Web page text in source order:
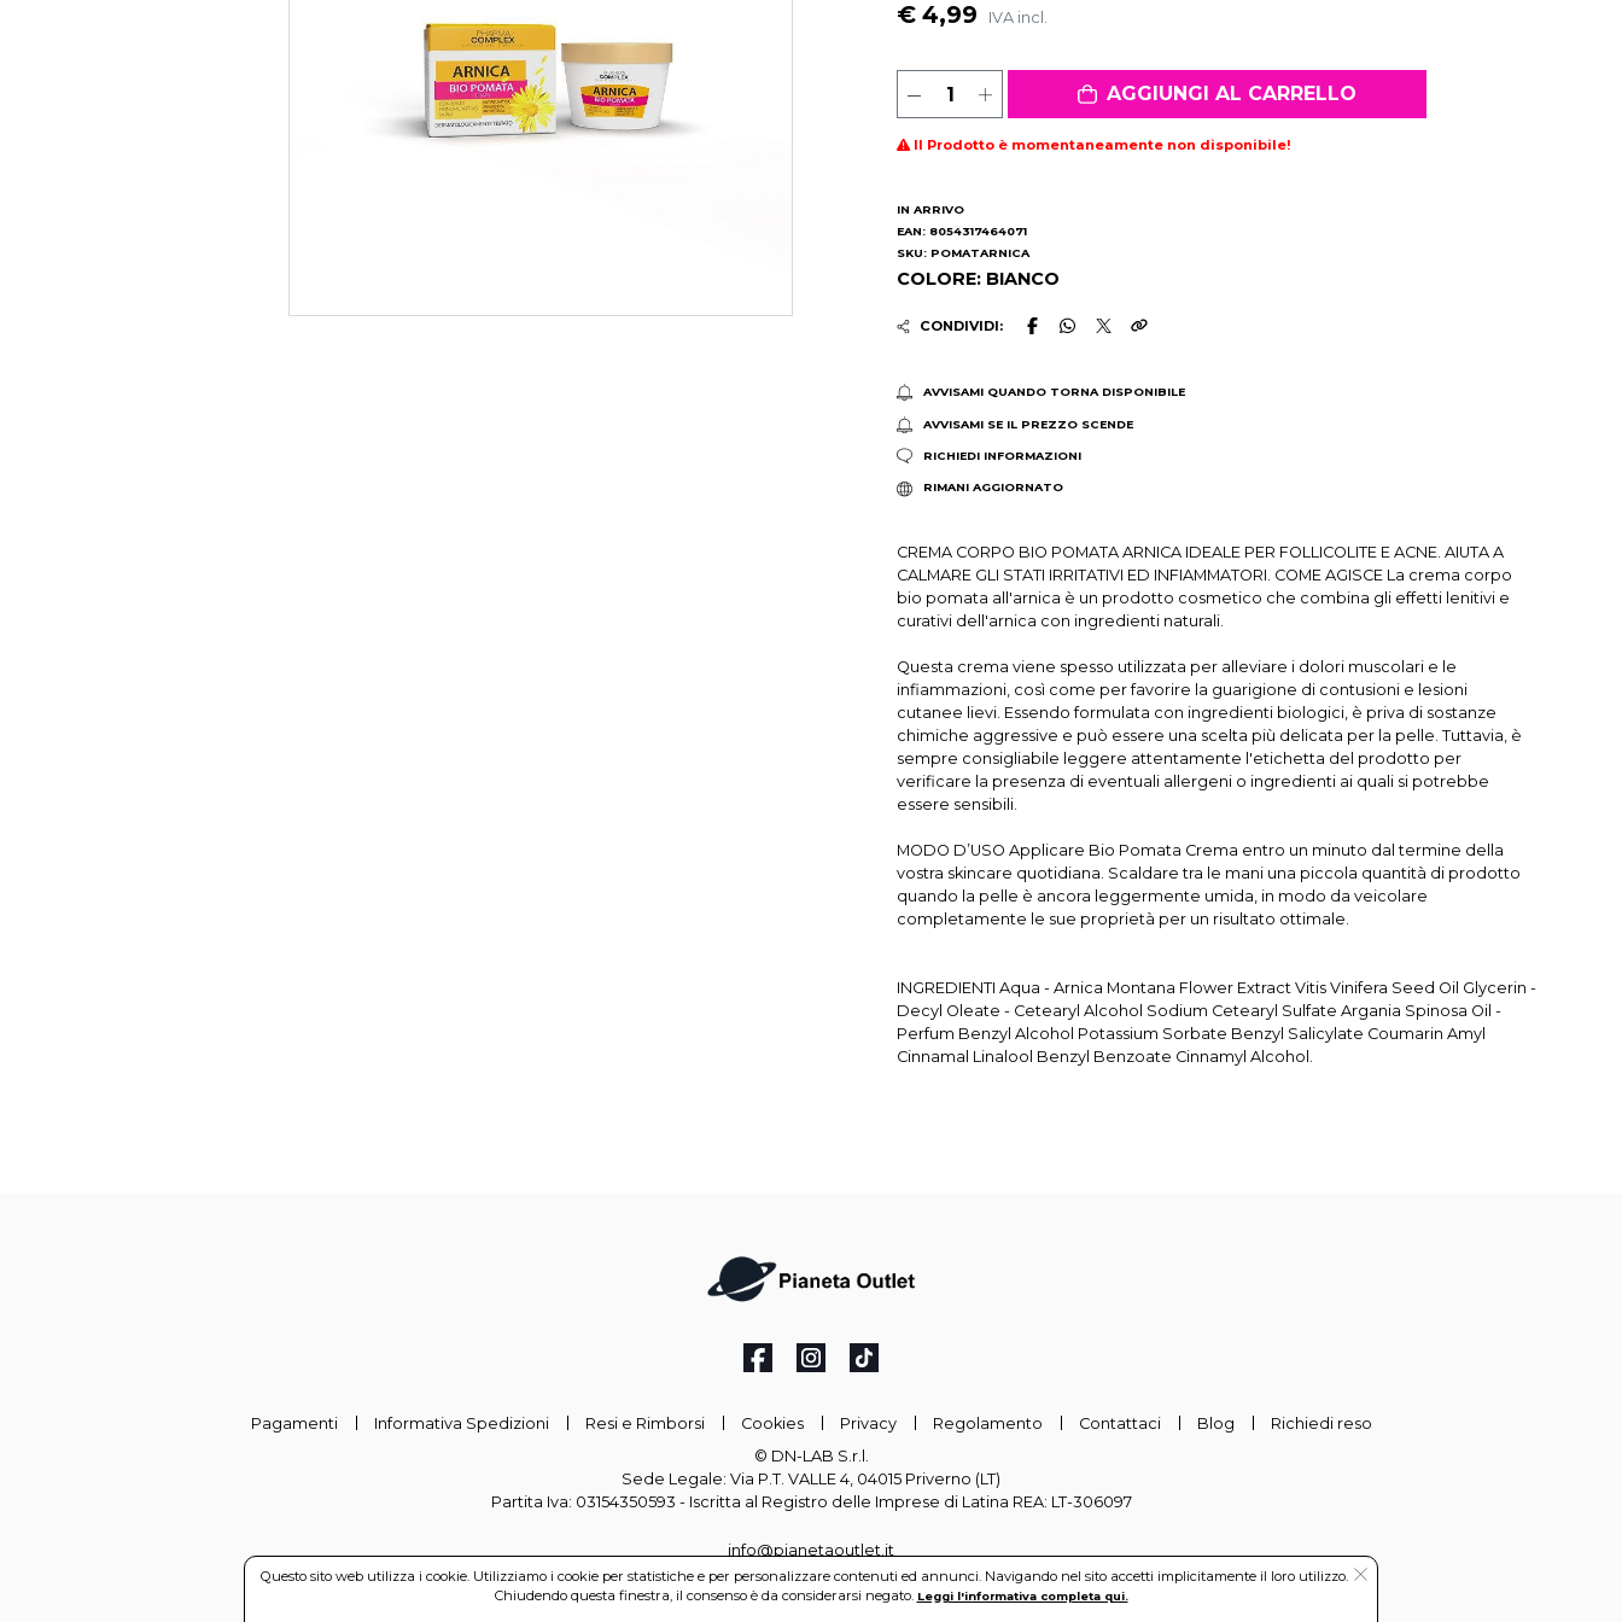
€ 4,99 IVA incl.
AGGIUNGI AL CARRELLO
Il Prodotto è momentaneamente non disponibile!
IN ARRIVO
EAN: 8054317464071
SKU: POMATARNICA
COLORE: BIANCO
CONDIVIDI:
AVVISAMI QUANDO TORNA DISPONIBILE
AVVISAMI SE IL PREZZO SCENDE
RICHIEDI INFORMAZIONI
RIMANI AGGIORNATO
CREMA CORPO BIO POMATA ARNICA IDEALE PER FOLLICOLITE E ACNE. AIUTA A
CALMARE GLI STATI IRRITATIVI ED INFIAMMATORI. COME AGISCE La crema corpo
bio pomata all'arnica è un prodotto cosmetico che combina gli effetti lenitivi e
curativi dell'arnica con ingredienti naturali.
Questa crema viene spesso utilizzata per alleviare i dolori muscolari e le
infiammazioni, così come per favorire la guarigione di contusioni e lesioni
cutanee lievi. Essendo formulata con ingredienti biologici, è priva di sostanze
chimiche aggressive e può essere una scelta più delicata per la pelle. Tuttavia, è
sempre consigliabile leggere attentamente l'etichetta del prodotto per
verificare la presenza di eventuali allergeni o ingredienti ai quali si potrebbe
essere sensibili.
MODO D’USO Applicare Bio Pomata Crema entro un minuto dal termine della
vostra skincare quotidiana. Scaldare tra le mani una piccola quantità di prodotto
quando la pelle è ancora leggermente umida, in modo da veicolare
completamente le sue proprietà per un risultato ottimale.
INGREDIENTI Aqua - Arnica Montana Flower Extract Vitis Vinifera Seed Oil Glycerin -
Decyl Oleate - Cetearyl Alcohol Sodium Cetearyl Sulfate Argania Spinosa Oil -
Perfum Benzyl Alcohol Potassium Sorbate Benzyl Salicylate Coumarin Amyl
Cinnamal Linalool Benzyl Benzoate Cinnamyl Alcohol.
Pagamenti Informativa Spedizioni Resi e Rimborsi Cookies Privacy Regolamento Contattaci Blog
Richiedi reso
© DN-LAB S.r.l.
Sede Legale: Via P.T. VALLE 4, 04015 Priverno (LT)
Partita Iva: 03154350593 - Iscritta al Registro delle Imprese di Latina REA: LT-306097
info@pianetaoutlet.it
Questo sito web utilizza i cookie. Utilizziamo i cookie per statistiche e per personalizzare contenuti ed annunci. Navigando nel sito accetti implicitamente il loro utilizzo.
Chiudendo questa finestra, il consenso è da considerarsi negato. Leggi l'informativa completa qui.